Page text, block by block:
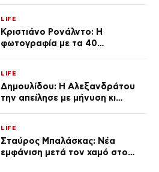
LIFE
Κριστιάνο Ρονάλντο: Η
φωτογραφία με τα 40
εκ. likes
LIFE
Δημουλίδου: Η Αλεξανδράτου
την απείλησε με μήνυση κι
ποια είσαι σοκαρίστικα»
LIFE
Σταύρος Μπαλάσκας: Νέα
εμφάνιση μετά τον χαμό στο